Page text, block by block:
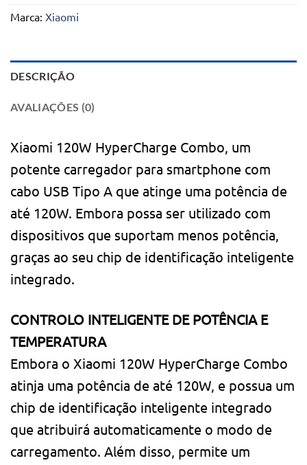
Marca: Xiaomi
DESCRIÇÃO
AVALIAÇÕES (0)
Xiaomi 120W HyperCharge Combo, um
potente carregador para smartphone com
cabo USB Tipo A que atinge uma potência de
até 120W. Embora possa ser utilizado com
dispositivos que suportam menos potência,
graças ao seu chip de identificação inteligente
integrado.
CONTROLO INTELIGENTE DE POTÊNCIA E
TEMPERATURA
Embora o Xiaomi 120W HyperCharge Combo
atinja uma potência de até 120W, e possua um
chip de identificação inteligente integrado
que atribuirá automaticamente o modo de
carregamento. Além disso, permite um